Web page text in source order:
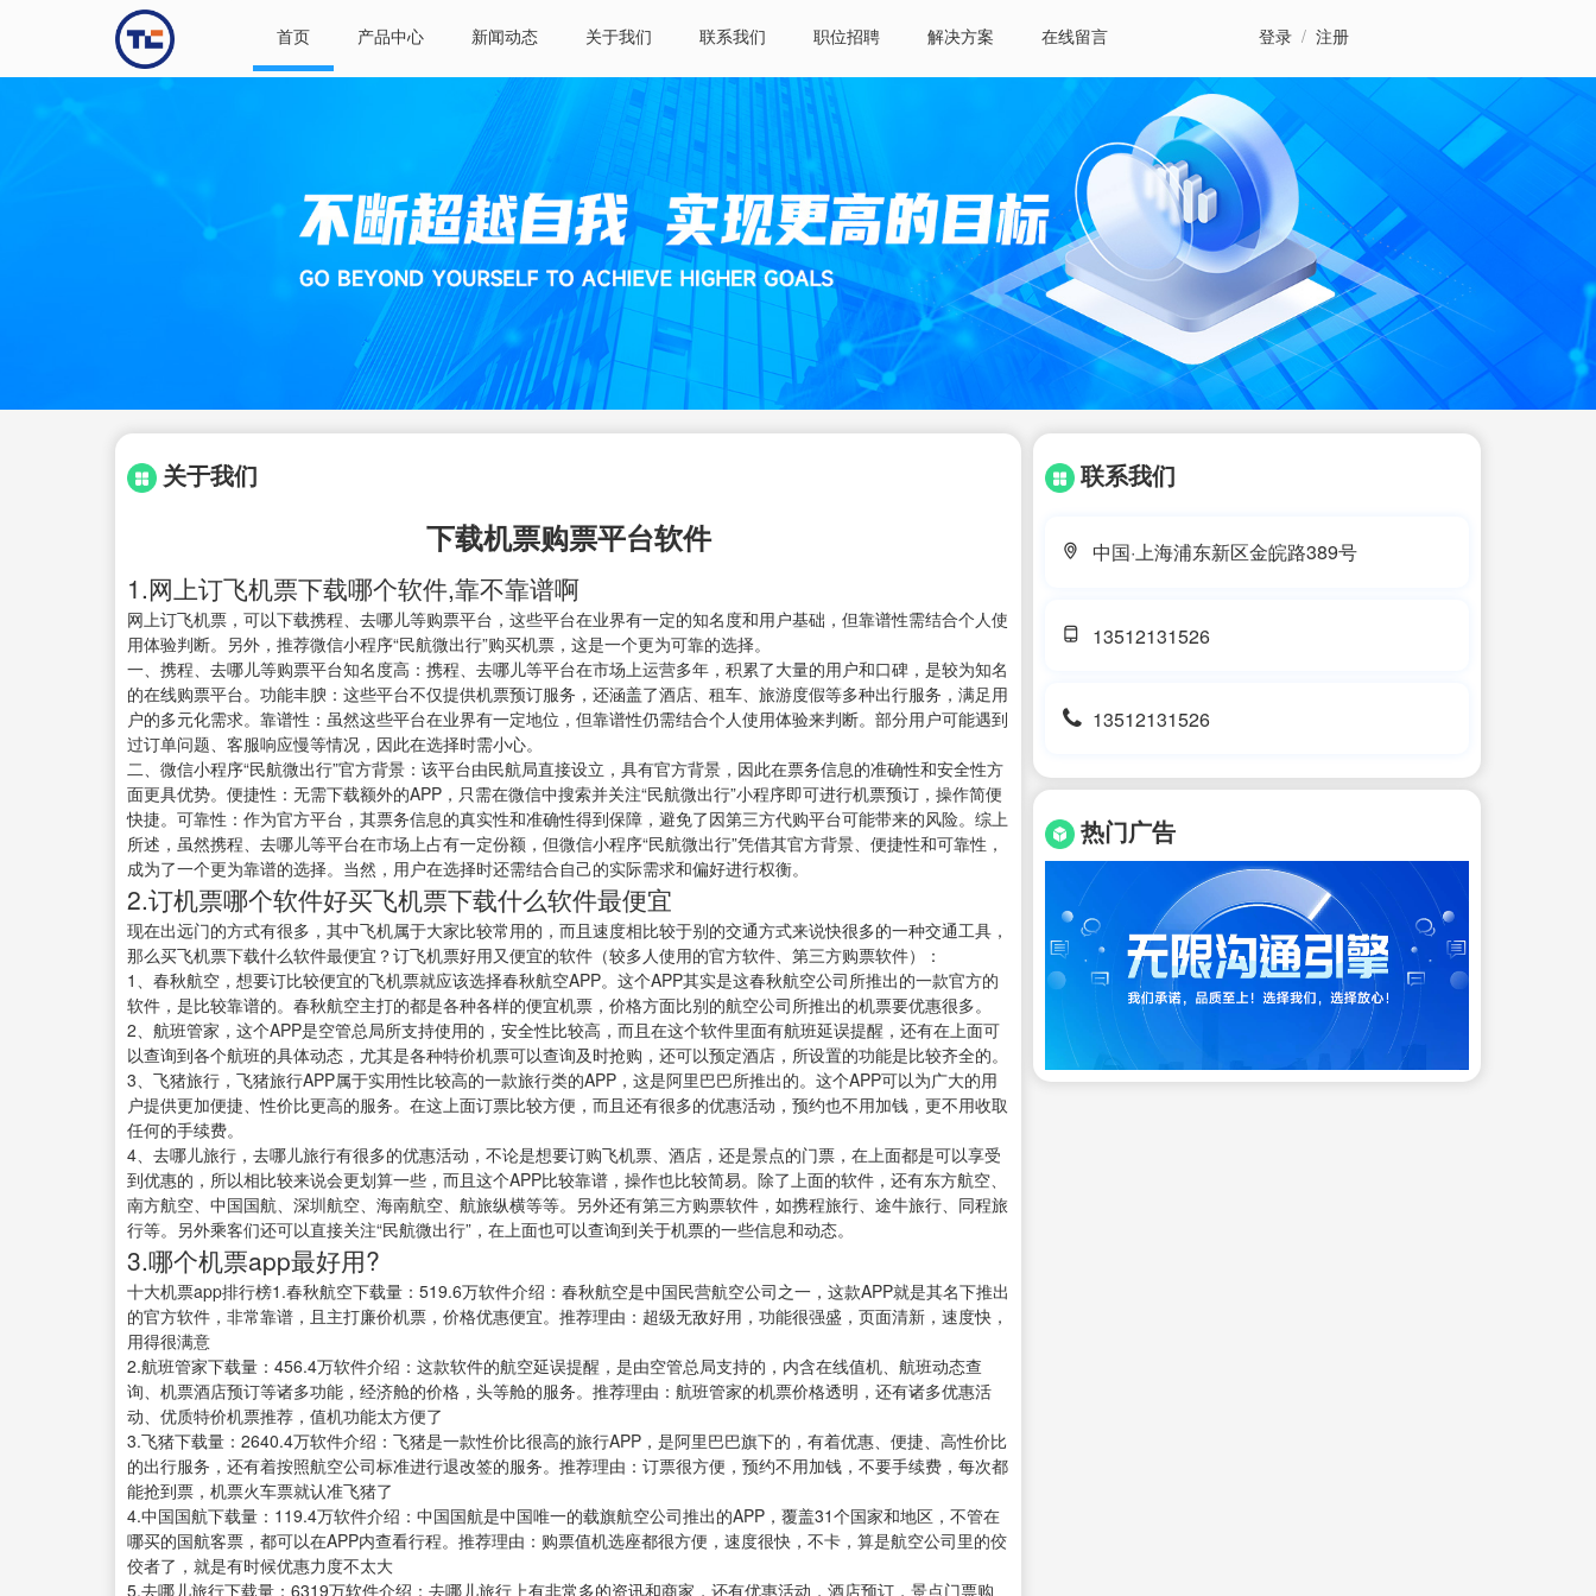
首页 产品中心 新闻动态 关于我们 联系我们 职位招聘 解决方案 在线留言 登录 / 注册
关于我们
下载机票购票平台软件
1.网上订飞机票下载哪个软件,靠不靠谱啊
网上订飞机票，可以下载携程、去哪儿等购票平台，这些平台在业界有一定的知名度和用户基础，但靠谱性需结合个人使
用体验判断。另外，推荐微信小程序“民航微出行”购买机票，这是一个更为可靠的选择。
一、携程、去哪儿等购票平台知名度高：携程、去哪儿等平台在市场上运营多年，积累了大量的用户和口碑，是较为知名
的在线购票平台。功能丰腴：这些平台不仅提供机票预订服务，还涵盖了酒店、租车、旅游度假等多种出行服务，满足用
户的多元化需求。靠谱性：虽然这些平台在业界有一定地位，但靠谱性仍需结合个人使用体验来判断。部分用户可能遇到
过订单问题、客服响应慢等情况，因此在选择时需小心。
二、微信小程序“民航微出行”官方背景：该平台由民航局直接设立，具有官方背景，因此在票务信息的准确性和安全性方
面更具优势。便捷性：无需下载额外的APP，只需在微信中搜索并关注“民航微出行”小程序即可进行机票预订，操作简便
快捷。可靠性：作为官方平台，其票务信息的真实性和准确性得到保障，避免了因第三方代购平台可能带来的风险。综上
所述，虽然携程、去哪儿等平台在市场上占有一定份额，但微信小程序“民航微出行”凭借其官方背景、便捷性和可靠性，
成为了一个更为靠谱的选择。当然，用户在选择时还需结合自己的实际需求和偏好进行权衡。
2.订机票哪个软件好买飞机票下载什么软件最便宜
现在出远门的方式有很多，其中飞机属于大家比较常用的，而且速度相比较于别的交通方式来说快很多的一种交通工具，
那么买飞机票下载什么软件最便宜？订飞机票好用又便宜的软件（较多人使用的官方软件、第三方购票软件）：
1、春秋航空，想要订比较便宜的飞机票就应该选择春秋航空APP。这个APP其实是这春秋航空公司所推出的一款官方的
软件，是比较靠谱的。春秋航空主打的都是各种各样的便宜机票，价格方面比别的航空公司所推出的机票要优惠很多。
2、航班管家，这个APP是空管总局所支持使用的，安全性比较高，而且在这个软件里面有航班延误提醒，还有在上面可
以查询到各个航班的具体动态，尤其是各种特价机票可以查询及时抢购，还可以预定酒店，所设置的功能是比较齐全的。
3、飞猪旅行，飞猪旅行APP属于实用性比较高的一款旅行类的APP，这是阿里巴巴所推出的。这个APP可以为广大的用
户提供更加便捷、性价比更高的服务。在这上面订票比较方便，而且还有很多的优惠活动，预约也不用加钱，更不用收取
任何的手续费。
4、去哪儿旅行，去哪儿旅行有很多的优惠活动，不论是想要订购飞机票、酒店，还是景点的门票，在上面都是可以享受
到优惠的，所以相比较来说会更划算一些，而且这个APP比较靠谱，操作也比较简易。除了上面的软件，还有东方航空、
南方航空、中国国航、深圳航空、海南航空、航旅纵横等等。另外还有第三方购票软件，如携程旅行、途牛旅行、同程旅
行等。另外乘客们还可以直接关注“民航微出行”，在上面也可以查询到关于机票的一些信息和动态。
3.哪个机票app最好用?
十大机票app排行榜1.春秋航空下载量：519.6万软件介绍：春秋航空是中国民营航空公司之一，这款APP就是其名下推出
的官方软件，非常靠谱，且主打廉价机票，价格优惠便宜。推荐理由：超级无敌好用，功能很强盛，页面清新，速度快，
用得很满意
2.航班管家下载量：456.4万软件介绍：这款软件的航空延误提醒，是由空管总局支持的，内含在线值机、航班动态查
询、机票酒店预订等诸多功能，经济舱的价格，头等舱的服务。推荐理由：航班管家的机票价格透明，还有诸多优惠活
动、优质特价机票推荐，值机功能太方便了
3.飞猪下载量：2640.4万软件介绍：飞猪是一款性价比很高的旅行APP，是阿里巴巴旗下的，有着优惠、便捷、高性价比
的出行服务，还有着按照航空公司标准进行退改签的服务。推荐理由：订票很方便，预约不用加钱，不要手续费，每次都
能抢到票，机票火车票就认准飞猪了
4.中国国航下载量：119.4万软件介绍：中国国航是中国唯一的载旗航空公司推出的APP，覆盖31个国家和地区，不管在
哪买的国航客票，都可以在APP内查看行程。推荐理由：购票值机选座都很方便，速度很快，不卡，算是航空公司里的佼
佼者了，就是有时候优惠力度不太大
5.去哪儿旅行下载量：6319万软件介绍：去哪儿旅行上有非常多的资讯和商家，还有优惠活动，酒店预订，景点门票购
联系我们
中国·上海浦东新区金皖路389号
13512131526
13512131526
热门广告